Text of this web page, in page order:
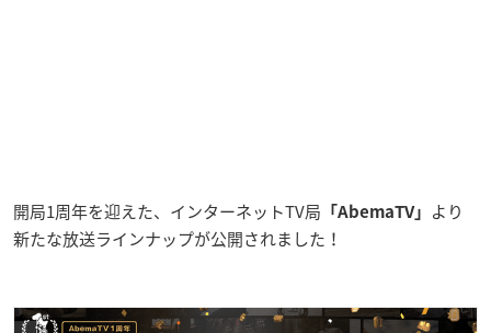
開局1周年を迎えた、インターネットTV局 「AbemaTV」
より
新たな放送ラインナップが公開されました！